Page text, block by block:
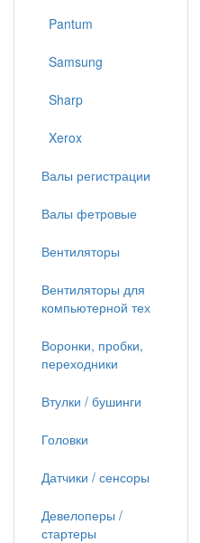
Pantum
Samsung
Sharp
Xerox
Валы регистрации
Валы фетровые
Вентиляторы
Вентиляторы для
компьютерной тех
Воронки, пробки,
переходники
Втулки / бушинги
Головки
Датчики / сенсоры
Девелоперы /
стартеры